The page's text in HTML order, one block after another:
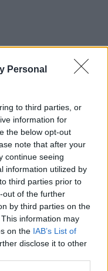
Personal
to third parties, or
information for
the below opt-out
note that after your
continue seeing
information utilized by
third parties prior to
out of the further
by third parties on the
information may
on the IAB’s List of
disclose it to other
στη Novibet με το